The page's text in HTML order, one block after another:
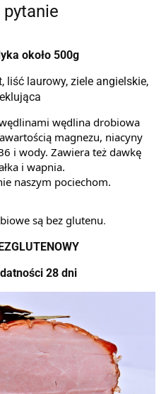
pytanie
około 500g
laurowy, ziele angielskie,
wędlina drobiowa
magnezu, niacyny
i wody. Zawiera też dawkę
i wapnia.
naszym pociechom.
są bez glutenu.
28 dni